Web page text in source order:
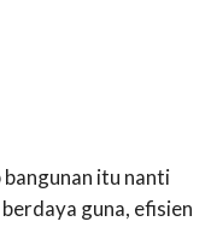
itu nanti
guna, efisien